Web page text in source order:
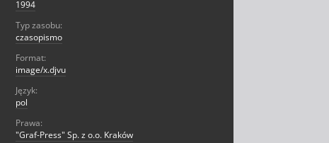
1994
Typ zasobu:
czasopismo
Format:
image/x.djvu
Język:
pol
Prawa:
"Graf-Press" Sp. z o.o. Kraków